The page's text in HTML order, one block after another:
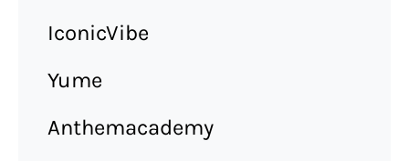
IconicVibe
Yume
Anthemacademy